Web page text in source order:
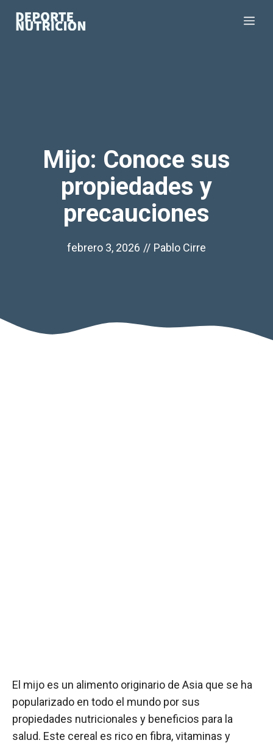
Mijo: Conoce sus
propiedades y
precauciones
febrero 3, 2026 // Pablo Cirre
El mijo es un alimento originario de Asia que se ha
popularizado en todo el mundo por sus
propiedades nutricionales y beneficios para la
salud. Este cereal es rico en fibra, vitaminas y